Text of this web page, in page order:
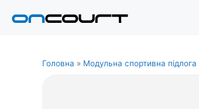
Головна » Модульна спортивна підлога